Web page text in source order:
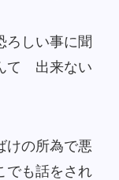
ろしい事に聞
て 出来ない
の所為で悪
でも話をされ